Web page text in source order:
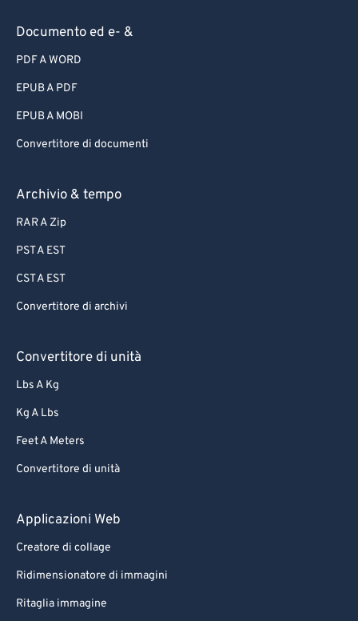
Documento ed e- &
PDF A WORD
EPUB A PDF
EPUB A MOBI
Convertitore di documenti
Archivio & tempo
RAR A Zip
PST A EST
CST A EST
Convertitore di archivi
Convertitore di unità
Lbs A Kg
Kg A Lbs
Feet A Meters
Convertitore di unità
Applicazioni Web
Creatore di collage
Ridimensionatore di immagini
Ritaglia immagine